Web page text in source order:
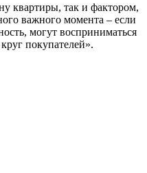
квартиры, так и фактором,
важного момента – если
могут восприниматься
покупателей».